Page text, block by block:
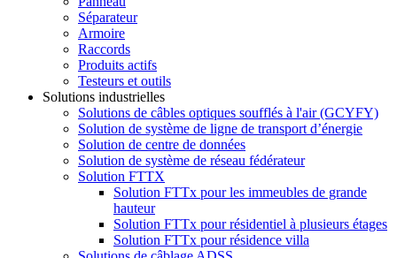
Séparateur
Armoire
Raccords
Produits actifs
Testeurs et outils
Solutions industrielles
Solutions de câbles optiques soufflés à l'air (GCYFY)
Solution de système de ligne de transport d’énergie
Solution de centre de données
Solution de système de réseau fédérateur
Solution FTTX
Solution FTTx pour les immeubles de grande
hauteur
Solution FTTx pour résidentiel à plusieurs étages
Solution FTTx pour résidence villa